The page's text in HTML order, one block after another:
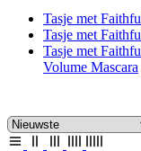
Tasje met
Tasje met
Tasje met
Volume Mascara